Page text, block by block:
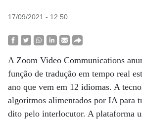
17/09/2021 - 12:50
A Zoom Video Communications
função de tradução em tempo real
ano que vem em 12 idiomas. A
algoritmos alimentados por IA para
dito pelo interlocutor. A plataforma